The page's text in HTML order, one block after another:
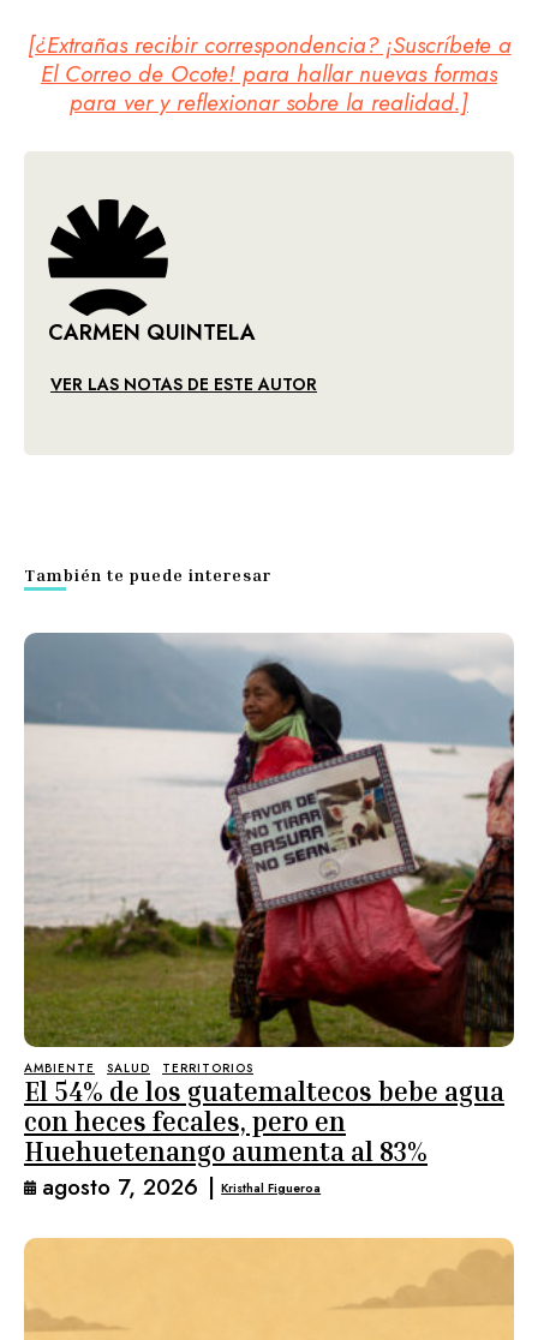
[¿Extrañas recibir correspondencia? ¡Suscríbete a
El Correo de Ocote! para hallar nuevas formas
para ver y reflexionar sobre la realidad.]
CARMEN QUINTELA
VER LAS NOTAS DE ESTE AUTOR
También te puede interesar
AMBIENTE SALUD TERRITORIOS
El 54% de los guatemaltecos bebe agua
con heces fecales, pero en
Huehuetenango aumenta al 83%
agosto 7, 2026 | Kristhal Figueroa